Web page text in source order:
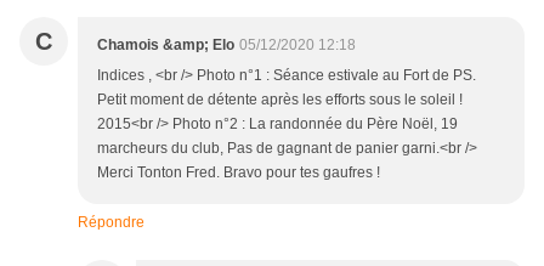
C Chamois &amp; Elo 05/12/2020 12:18
Indices , <br /> Photo n°1 : Séance estivale au Fort de PS.
Petit moment de détente après les efforts sous le soleil !
2015<br /> Photo n°2 : La randonnée du Père Noël, 19
marcheurs du club, Pas de gagnant de panier garni.<br />
Merci Tonton Fred. Bravo pour tes gaufres !
Répondre